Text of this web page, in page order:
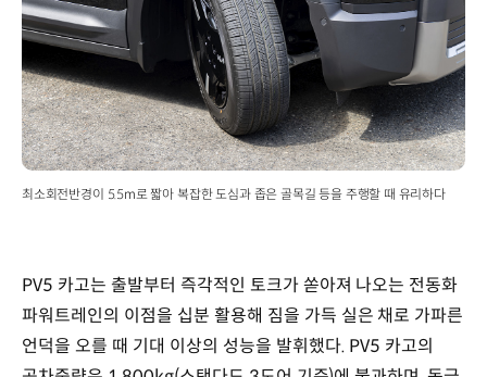
최소회전반경이 5.5m로 짧아 복잡한 도심과 좁은 골목길 등을 주행할 때 유리하다
PV5 카고는 출발부터 즉각적인 토크가 쏟아져 나오는 전동화
파워트레인의 이점을 십분 활용해 짐을 가득 실은 채로 가파른
언덕을 오를 때 기대 이상의 성능을 발휘했다. PV5 카고의